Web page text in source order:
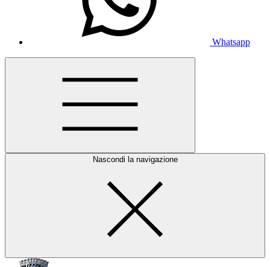
Whatsapp
Nascondi la navigazione